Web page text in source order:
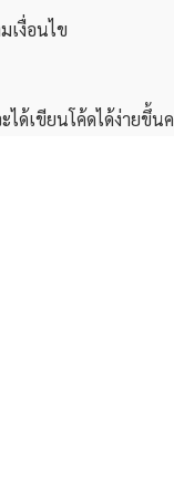
เงื่อนไข
ได้เขียนโค้ดได้ง่ายขึ้น